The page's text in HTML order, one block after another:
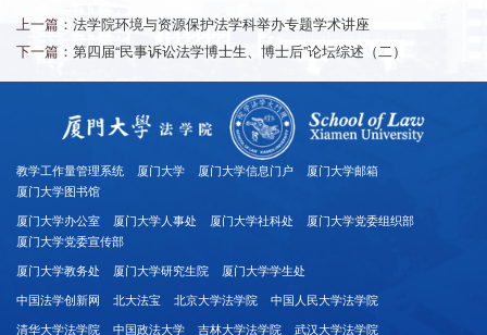
上一篇： 法学院环境与资源保护法学科举办专题学术讲座
下一篇： 第四届“民事诉讼法学博士生、博士后”论坛综述（二）
教学工作量管理系统 厦门大学 厦门大学信息门户
厦门大学邮箱
厦门大学图书馆
厦门大学办公室
厦门大学人事处 厦门大学社科处
厦门大学党委组织部
厦门大学党委宣传部
厦门大学教务处
厦门大学研究生院
厦门大学学生处
中国法学创新网
北大法宝 北京大学法学院
中国人民大学法学院
清华大学法学院
中国政法大学 吉林大学法学院
武汉大学法学院